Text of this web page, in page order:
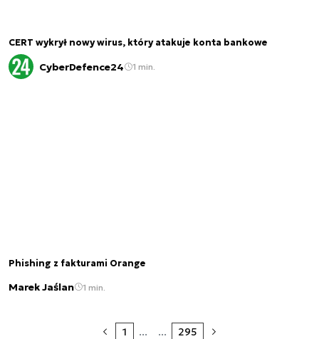
CERT wykrył nowy wirus, który atakuje konta bankowe
CyberDefence24 1 min.
Phishing z fakturami Orange
Marek Jaślan 1 min.
1 ... ... 295